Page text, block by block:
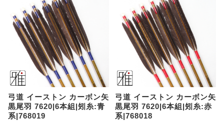
弓道 イーストン カーボン矢
黒尾羽 7620|6本組|矧糸:青
系|768019
弓道 イーストン カーボン矢
黒尾羽 7620|6本組|矧糸:赤
系|768018